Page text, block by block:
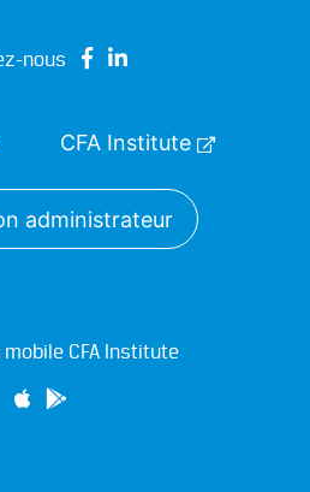
CFA Institute
nous
CFA Institute
administrateur